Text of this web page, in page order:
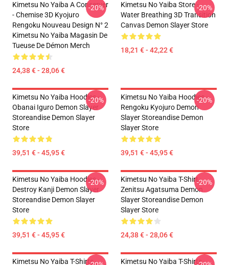
Kimetsu No Yaiba A Conserver
- Chemise 3D Kyojuro
Rengoku Nouveau Design N° 2
Kimetsu No Yaiba Magasin De
Tueuse De Démon Merch
24,38 € - 28,06 €
-20%
Kimetsu No Yaiba Store -
Water Breathing 3D Transition
Canvas Demon Slayer Store
18,21 € - 42,22 €
-20%
Kimetsu No Yaiba Hoodies -
Obanai Iguro Demon Slayer
Storeandise Demon Slayer
Store
39,51 € - 45,95 €
-20%
Kimetsu No Yaiba Hoodies -
Rengoku Kyojuro Demon
Slayer Storeandise Demon
Slayer Store
39,51 € - 45,95 €
-20%
Kimetsu No Yaiba Hoodies -
Destroy Kanji Demon Slayer
Storeandise Demon Slayer
Store
39,51 € - 45,95 €
-20%
Kimetsu No Yaiba T-Shirt -
Zenitsu Agatsuma Demon
Slayer Storeandise Demon
Slayer Store
24,38 € - 28,06 €
-20%
Kimetsu No Yaiba T-Shirts -
Kimetsu No Yaiba T-Shirts -